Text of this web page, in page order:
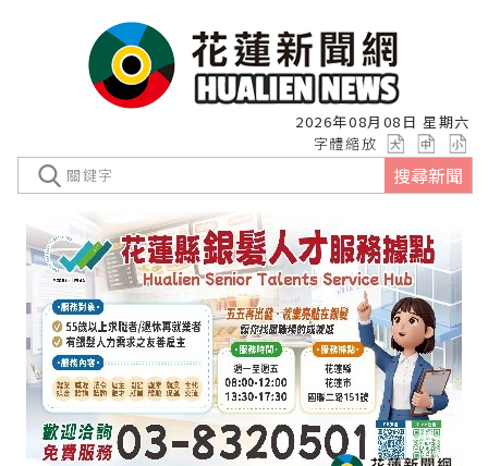
2026年08月08日 星期六
字體縮放
搜尋新聞